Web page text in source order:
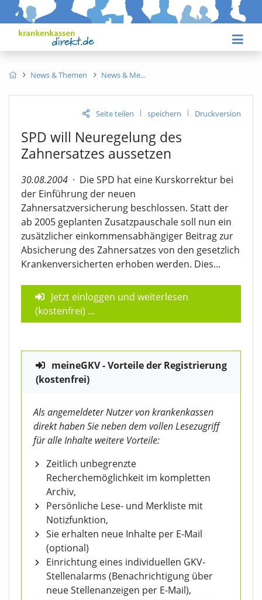
News & Themen News & Me
Seite teilen | speichern | Druckversion
SPD will Neuregelung des
Zahnersatzes aussetzen
30.08.2004 · Die SPD hat eine Kurskorrektur bei
der Einführung der neuen
Zahnersatzversicherung beschlossen. Statt der
ab 2005 geplanten Zusatzpauschale soll nun ein
zusätzlicher einkommensabhängiger Beitrag zur
Absicherung des Zahnersatzes von den gesetzlich
Krankenversicherten erhoben werden. Dies...
Jetzt einloggen und weiterlesen
(kostenfrei) ...
meineGKV - Vorteile der Registrierung
(kostenfrei)
Als angemeldeter Nutzer von krankenkassen
direkt haben Sie neben dem vollen Lesezugriff
für alle Inhalte weitere Vorteile:
Zeitlich unbegrenzte
Recherchemöglichkeit im kompletten
Archiv,
Persönliche Lese- und Merkliste mit
Notizfunktion,
Sie erhalten neue Inhalte per E-Mail
(optional)
Einrichtung eines individuellen GKV-
Stellenalarms (Benachrichtigung über
neue Stellenanzeigen per E-Mail),